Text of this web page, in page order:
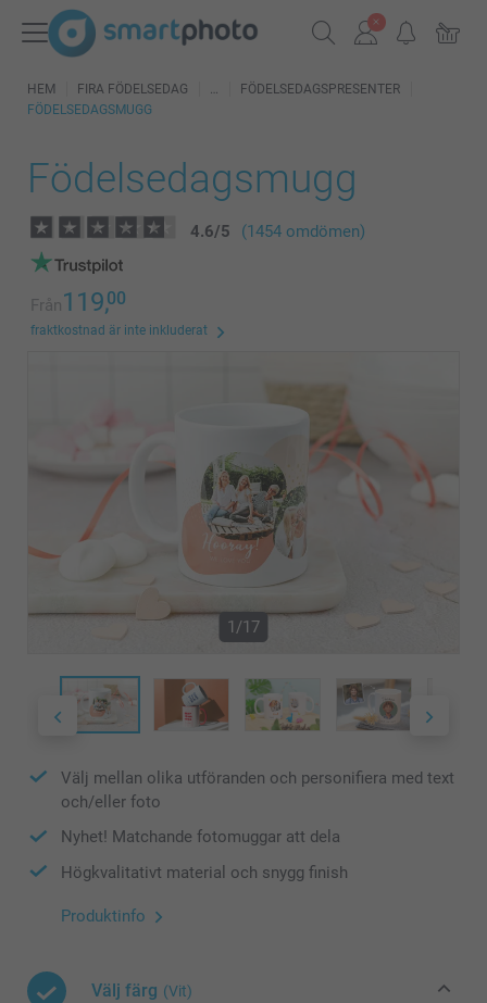
HEM FIRA FÖDELSEDAG
FÖDELSEDAGSPRESENTER
FÖDELSEDAGSMUGG
Födelsedagsmugg
4.6/5 (1454 omdömen)
Från119,00
fraktkostnad är inte inkluderat
1/17
Välj mellan olika utföranden och personifiera med text
och/eller foto
Nyhet! Matchande fotomuggar att dela
Högkvalitativt material och snygg finish
Produktinfo
Välj färg (Vit)